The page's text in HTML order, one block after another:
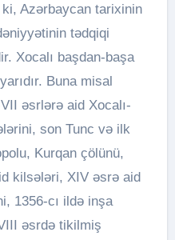
Azərbaycan tarixinin
tədqiqi
Xocalı başdan-başa
Buna misal
əsrlərə aid Xocalı-
son Tunc və ilk
Kurqan çölünü,
kilsələri, XIV əsrə aid
1356-cı ildə inşa
əsrdə tikilmiş